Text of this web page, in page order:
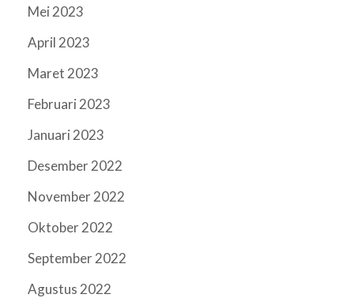
Mei 2023
April 2023
Maret 2023
Februari 2023
Januari 2023
Desember 2022
November 2022
Oktober 2022
September 2022
Agustus 2022